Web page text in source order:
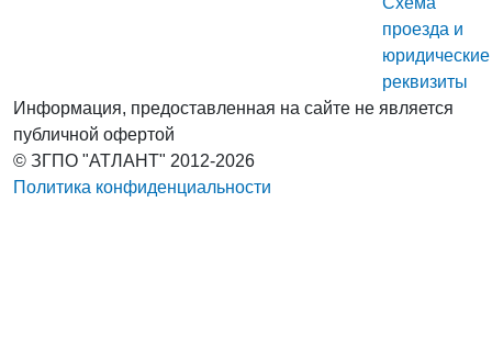
проезда и
юридические
реквизиты
Информация, предоставленная на сайте не является
публичной офертой
© ЗГПО "АТЛАНТ" 2012-2026
Политика конфиденциальности